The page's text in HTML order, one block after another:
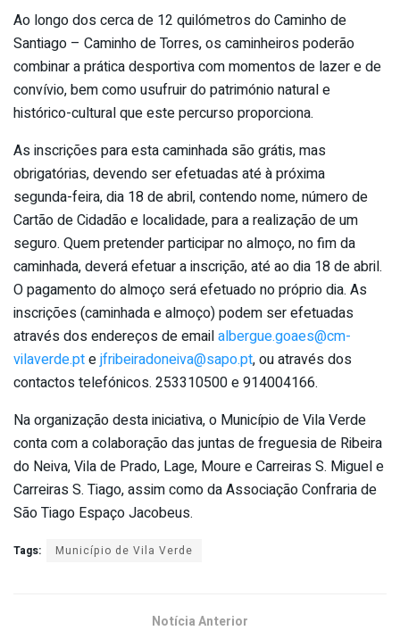
Ao longo dos cerca de 12 quilómetros do Caminho de
Santiago – Caminho de Torres, os caminheiros poderão
combinar a prática desportiva com momentos de lazer e de
convívio, bem como usufruir do património natural e
histórico-cultural que este percurso proporciona.
As inscrições para esta caminhada são grátis, mas
obrigatórias, devendo ser efetuadas até à próxima
segunda-feira, dia 18 de abril, contendo nome, número de
Cartão de Cidadão e localidade, para a realização de um
seguro. Quem pretender participar no almoço, no fim da
caminhada, deverá efetuar a inscrição, até ao dia 18 de abril.
O pagamento do almoço será efetuado no próprio dia. As
inscrições (caminhada e almoço) podem ser efetuadas
através dos endereços de emailalbergue.goaes@cm-
vilaverde.ptejfribeiradoneiva@sapo.pt, ou através dos
contactos telefónicos. 253310500 e 914004166.
Na organização desta iniciativa, o Município de Vila Verde
conta com a colaboração das juntas de freguesia de Ribeira
do Neiva, Vila de Prado, Lage, Moure e Carreiras S. Miguel e
Carreiras S. Tiago, assim como da Associação Confraria de
São Tiago Espaço Jacobeus.
Tags: Município de Vila Verde
Notícia Anterior